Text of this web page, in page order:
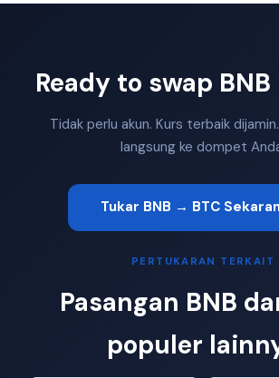
Ready to swap
Tidak perlu akun. Kurs terbaik
langsung ke dompet
Tukar BNB → BTC
PERTUKARAN TERKAIT
Pasangan BNB
populer